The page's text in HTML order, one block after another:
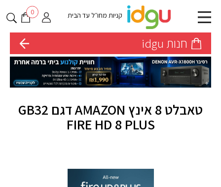
קניות מחו״ל עד הבית 0
חנות idgu
טאבלט 8 אינץ AMAZON דגם GB32
FIRE HD 8 PLUS